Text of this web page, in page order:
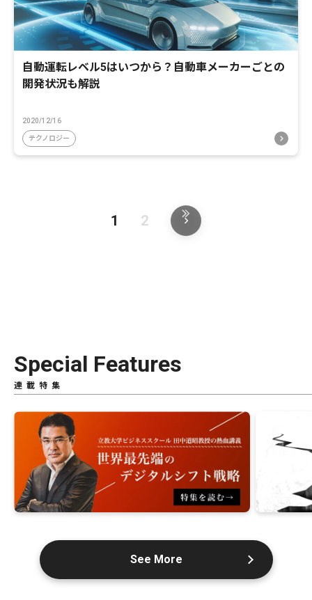
自動運転レベル5はいつから？自動車メーカーごとの
開発状況も解説
2020/12/16
テクノロジー
1 2
Special Features
連載特集
See More